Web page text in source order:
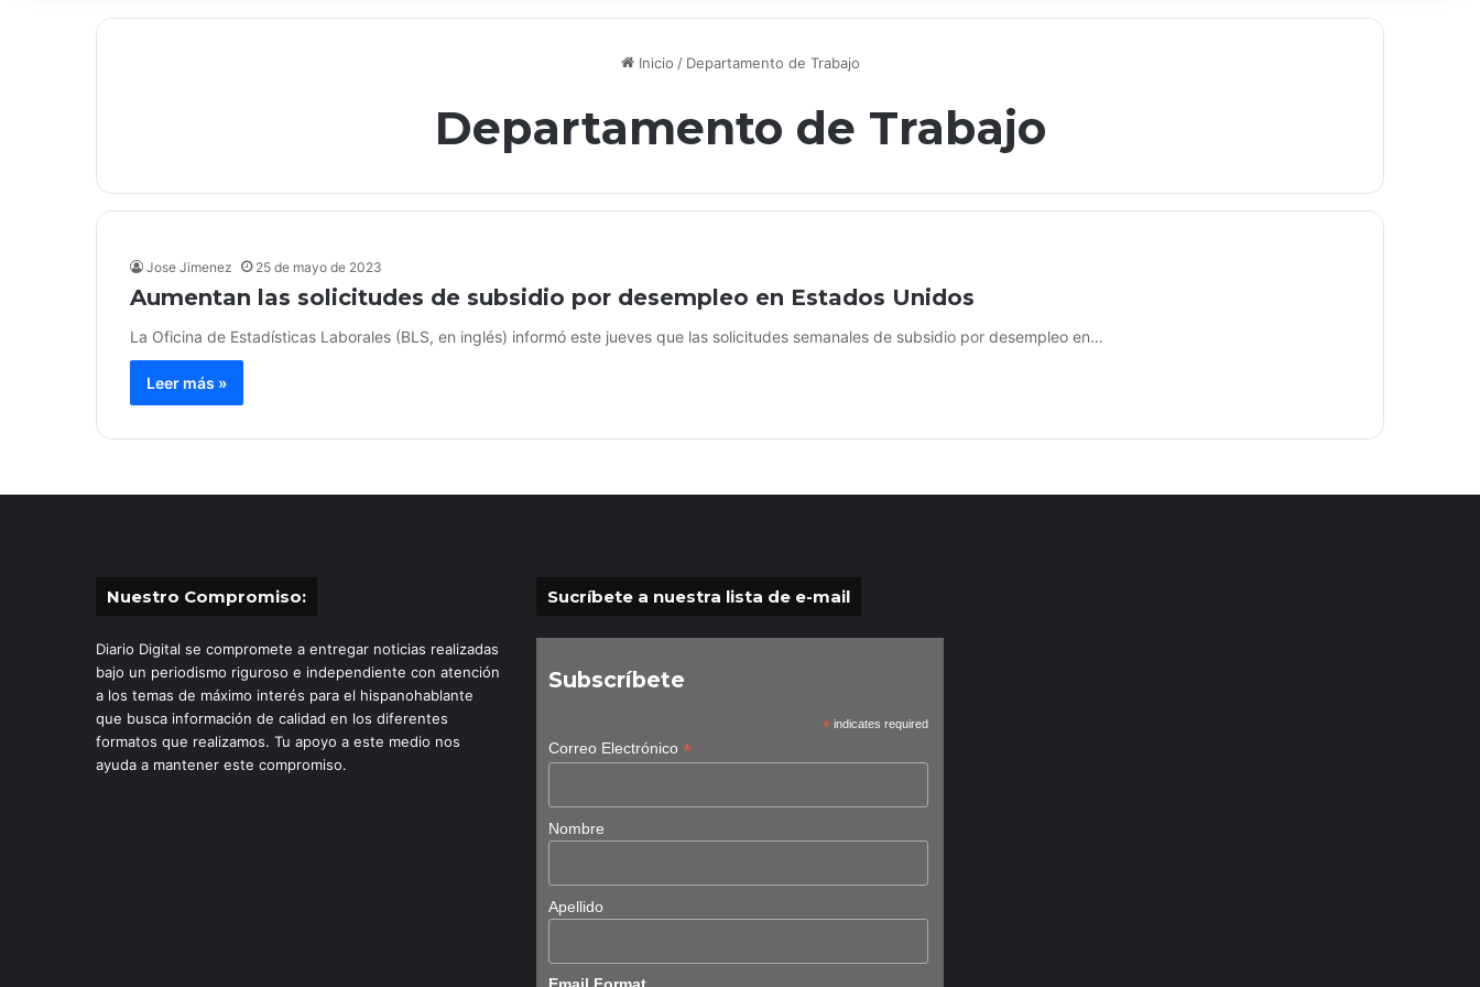
Inicio / Departamento de Trabajo
Departamento de Trabajo
Jose Jimenez 25 de mayo de 2023
Aumentan las solicitudes de subsidio por desempleo en Estados Unidos
La Oficina de Estadísticas Laborales (BLS, en inglés) informó este jueves que las solicitudes semanales de subsidio por desempleo en…
Leer más »
Nuestro Compromiso:
Diario Digital se compromete a entregar noticias realizadas
bajo un periodismo riguroso e independiente con atención
a los temas de máximo interés para el hispanohablante
que busca información de calidad en los diferentes
formatos que realizamos. Tu apoyo a este medio nos
ayuda a mantener este compromiso.
Sucríbete a nuestra lista de e-mail
Subscríbete
* indicates required
Correo Electrónico*
Nombre
Apellido